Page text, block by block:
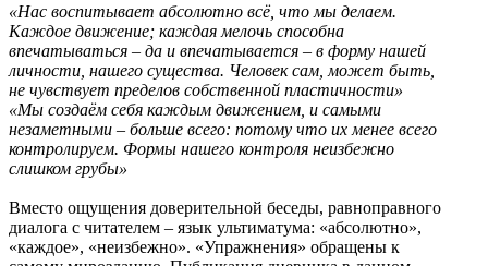
«Нас воспитывает абсолютно всё, что мы делаем.
Каждое движение; каждая мелочь способна
впечатываться – да и впечатывается – в форму нашей
личности, нашего существа. Человек сам, может быть,
не чувствует пределов собственной пластичности»
«Мы создаём себя каждым движением, и самыми
незаметными – больше всего: потому что их менее всего
контролируем. Формы нашего контроля неизбежно
слишком грубы»
Вместо ощущения доверительной беседы, равноправного
диалога с читателем – язык ультиматума: «абсолютно»,
«каждое», «неизбежно». «Упражнения» обращены к